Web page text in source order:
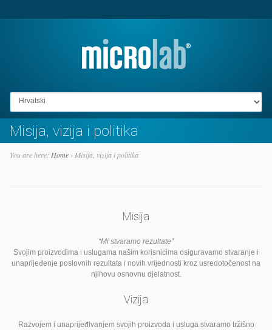
Go to:
Misija, vizija i politika
You are here: Home› Misija, vizija i politika
Misija
“Mi stvaramo rezultate”
Svojim proizvodima i uslugama našim korisnicima osiguravamo stvaranje i
unaprijeđenje poslovnih rezultata i novih vrijednosti kroz usredotočenost na
njihovu osnovnu djelatnost.
Vizija
Razvojem i unaprijeđivanjem svojih proizvoda i usluga stvaramo tržišno